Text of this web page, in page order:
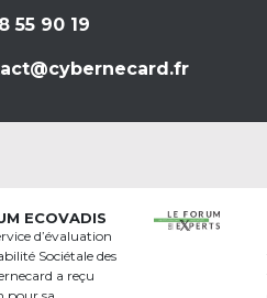
55 90 19
ECOVADIS
d’évaluation
Sociétale des
a reçu